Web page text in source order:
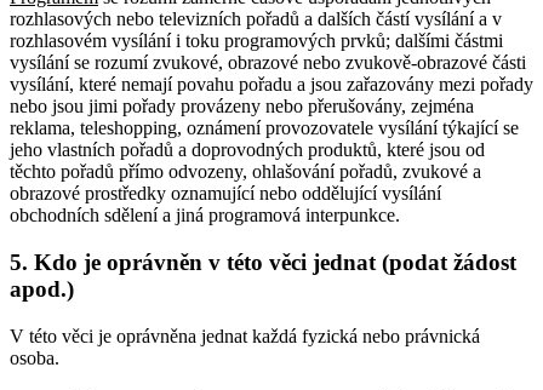
rozhlasových nebo televizních pořadů a dalších částí vysílání a v
rozhlasovém vysílání i toku programových prvků; dalšími částmi
vysílání se rozumí zvukové, obrazové nebo zvukově-obrazové části
vysílání, které nemají povahu pořadu a jsou zařazovány mezi pořady
nebo jsou jimi pořady provázeny nebo přerušovány, zejména
reklama, teleshopping, oznámení provozovatele vysílání týkající se
jeho vlastních pořadů a doprovodných produktů, které jsou od
těchto pořadů přímo odvozeny, ohlašování pořadů, zvukové a
obrazové prostředky oznamující nebo oddělující vysílání
obchodních sdělení a jiná programová interpunkce.
5. Kdo je oprávněn v této věci jednat (podat žádost
apod.)
V této věci je oprávněna jednat každá fyzická nebo právnická
osoba.